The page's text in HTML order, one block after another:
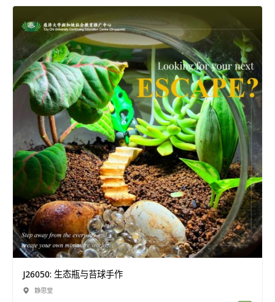
J26050: 生态瓶与苔球手作
静思堂